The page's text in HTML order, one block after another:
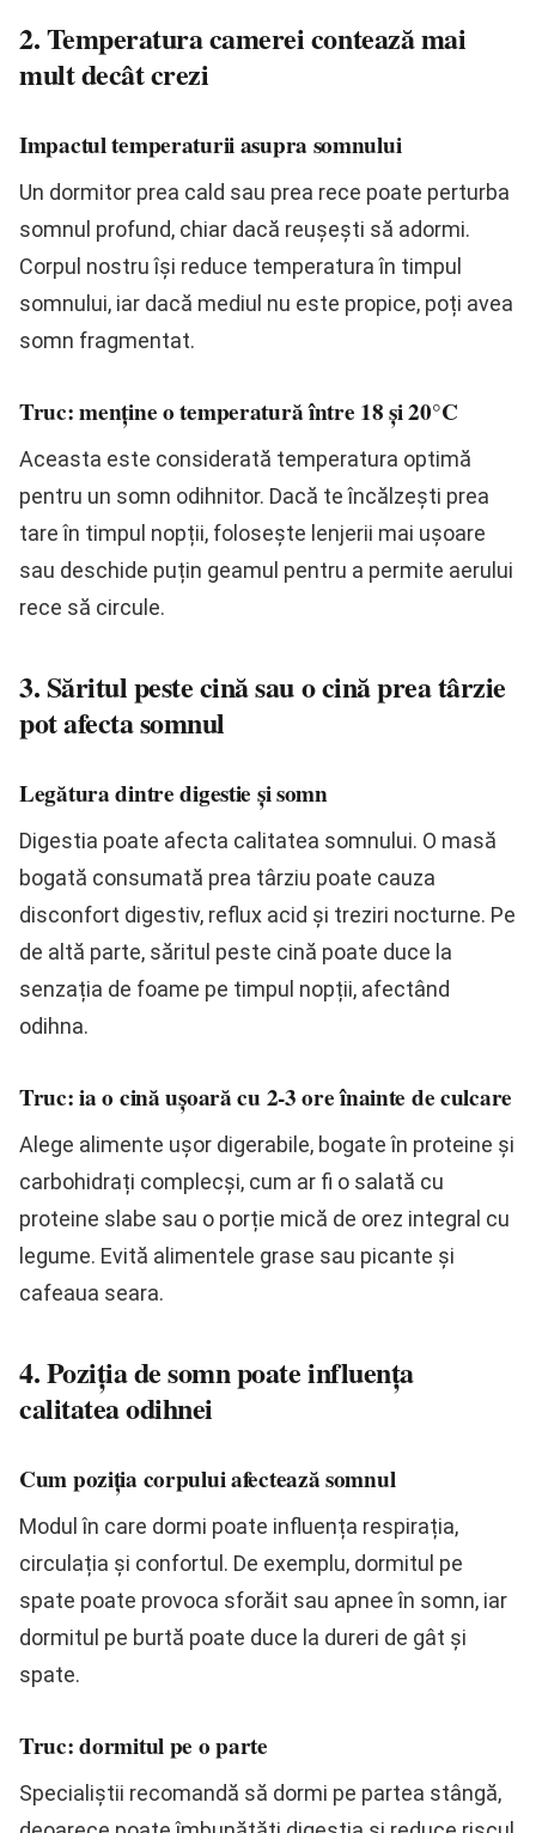
2. Temperatura camerei contează mai
mult decât crezi
Impactul temperaturii asupra somnului
Un dormitor prea cald sau prea rece poate perturba
somnul profund, chiar dacă reușești să adormi.
Corpul nostru își reduce temperatura în timpul
somnului, iar dacă mediul nu este propice, poți avea
somn fragmentat.
Truc: menține o temperatură între 18 și 20°C
Aceasta este considerată temperatura optimă
pentru un somn odihnitor. Dacă te încălzești prea
tare în timpul nopții, folosește lenjerii mai ușoare
sau deschide puțin geamul pentru a permite aerului
rece să circule.
3. Săritul peste cină sau o cină prea târzie
pot afecta somnul
Legătura dintre digestie și somn
Digestia poate afecta calitatea somnului. O masă
bogată consumată prea târziu poate cauza
disconfort digestiv, reflux acid și treziri nocturne. Pe
de altă parte, săritul peste cină poate duce la
senzația de foame pe timpul nopții, afectând
odihna.
Truc: ia o cină ușoară cu 2-3 ore înainte de culcare
Alege alimente ușor digerabile, bogate în proteine și
carbohidrați complecși, cum ar fi o salată cu
proteine slabe sau o porție mică de orez integral cu
legume. Evită alimentele grase sau picante și
cafeaua seara.
4. Poziția de somn poate influența
calitatea odihnei
Cum poziția corpului afectează somnul
Modul în care dormi poate influența respirația,
circulația și confortul. De exemplu, dormitul pe
spate poate provoca sforăit sau apnee în somn, iar
dormitul pe burtă poate duce la dureri de gât și
spate.
Truc: dormitul pe o parte
Specialiștii recomandă să dormi pe partea stângă,